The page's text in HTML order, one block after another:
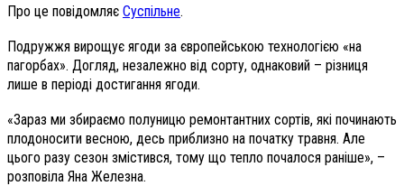
Про це повідомляє Суспільне.
Подружжя вирощує ягоди за європейською технологією «на
пагорбах». Догляд, незалежно від сорту, однаковий – різниця
лише в періоді достигання ягоди.
«Зараз ми збираємо полуницю ремонтантних сортів, які починають
плодоносити весною, десь приблизно на початку травня. Але
цього разу сезон змістився, тому що тепло почалося раніше», –
розповіла Яна Железна.